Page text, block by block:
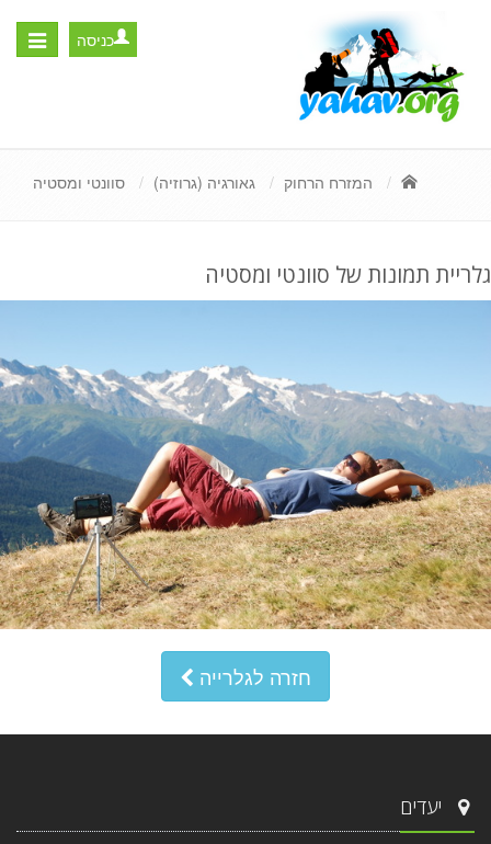
Toggle
כניסה
המזרח הרחוק גאורגיה (גרוזיה) סוונטי ומסטיה
גלריית תמונות של סוונטי ומסטיה
חזרה לגלרייה
יעדים